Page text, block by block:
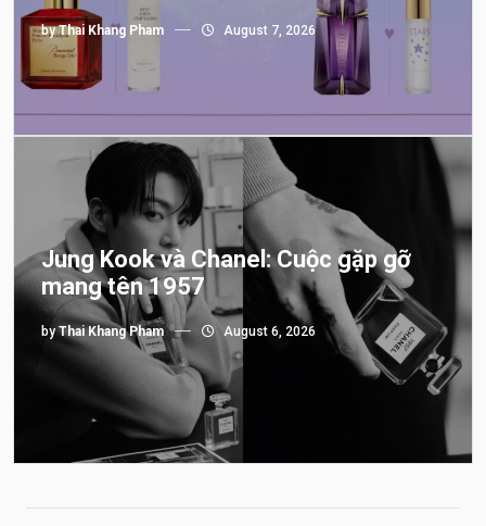
byThai Khang Pham August 7, 2026
Jung Kook và Chanel: Cuộc gặp gỡ
mang tên 1957
byThai Khang Pham August 6, 2026